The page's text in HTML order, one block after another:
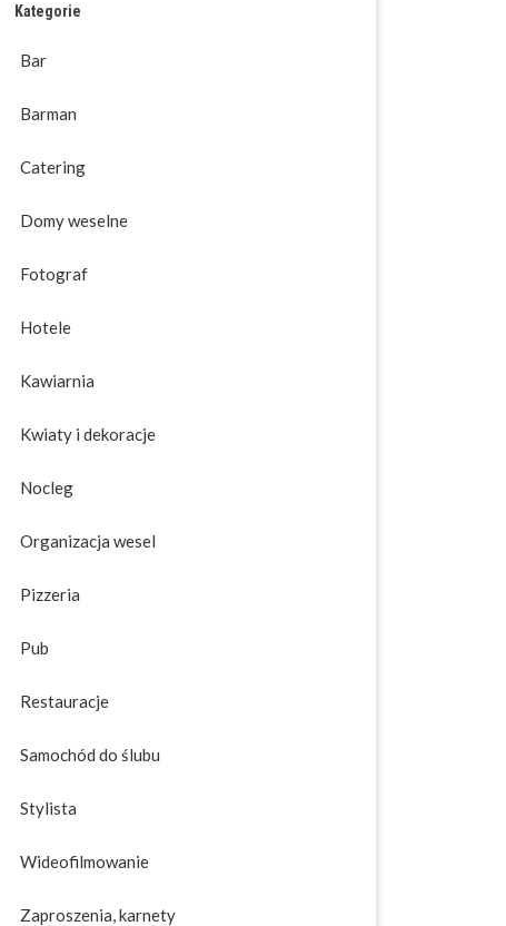
Kategorie
Bar
Barman
Catering
Domy weselne
Fotograf
Hotele
Kawiarnia
Kwiaty i dekoracje
Nocleg
Organizacja wesel
Pizzeria
Pub
Restauracje
Samochód do ślubu
Stylista
Wideofilmowanie
Zaproszenia, karnety